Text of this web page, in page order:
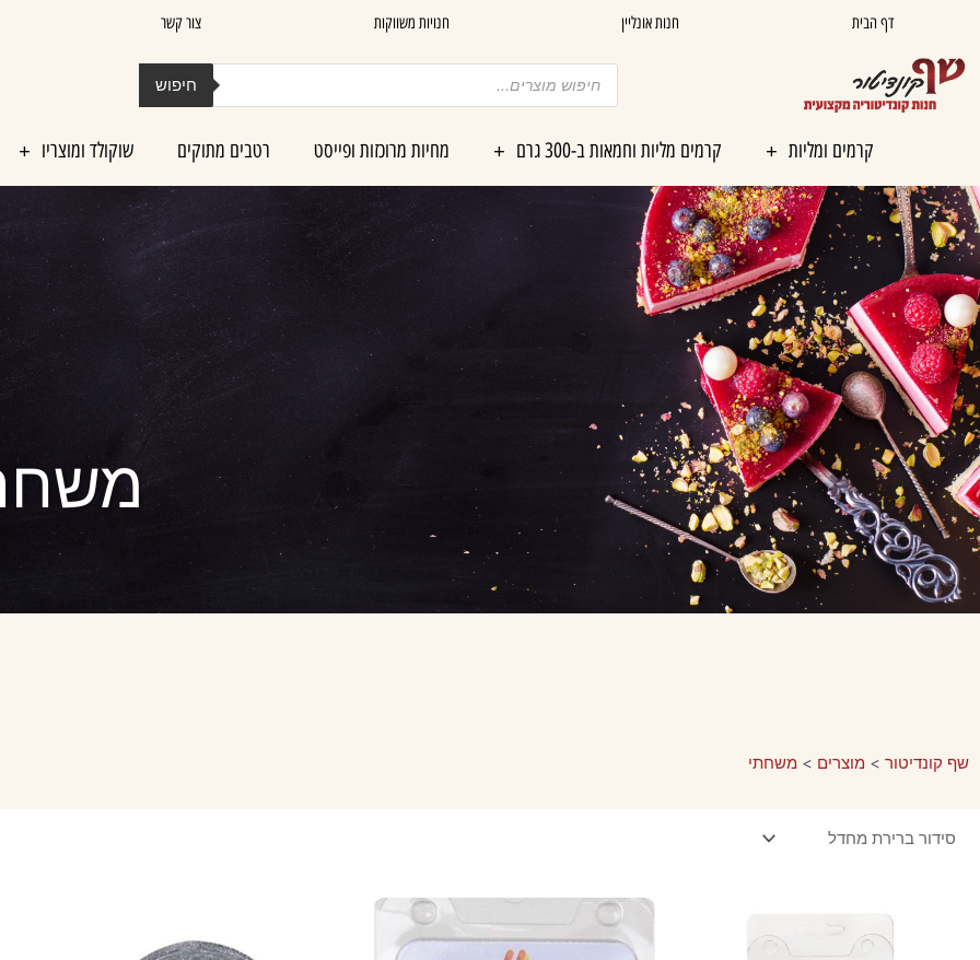
דף הבית חנות אונליין חנויות משווקות צור קשר
Products
search חיפוש
קרמים ומליות קרמים מליות וחמאות ב-300 גרם מחיות מרוכזות ופייסט רטבים מתוקים שוקולד ומוצריו
שף קונדיטור > מוצרים > משחתי